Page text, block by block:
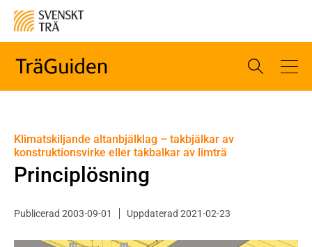
Klimatskiljande altanbjälklag – takbjälkar av
konstruktionsvirke eller takbalkar av limträ
Principlösning
Publicerad 2003-09-01 Uppdaterad 2021-02-23